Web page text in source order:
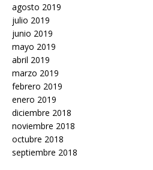
agosto 2019
julio 2019
junio 2019
mayo 2019
abril 2019
marzo 2019
febrero 2019
enero 2019
diciembre 2018
noviembre 2018
octubre 2018
septiembre 2018